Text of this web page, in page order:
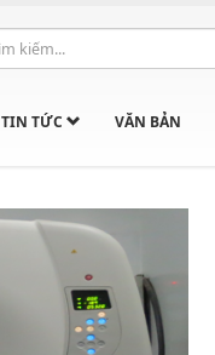
TIN TỨC VĂN BẢN